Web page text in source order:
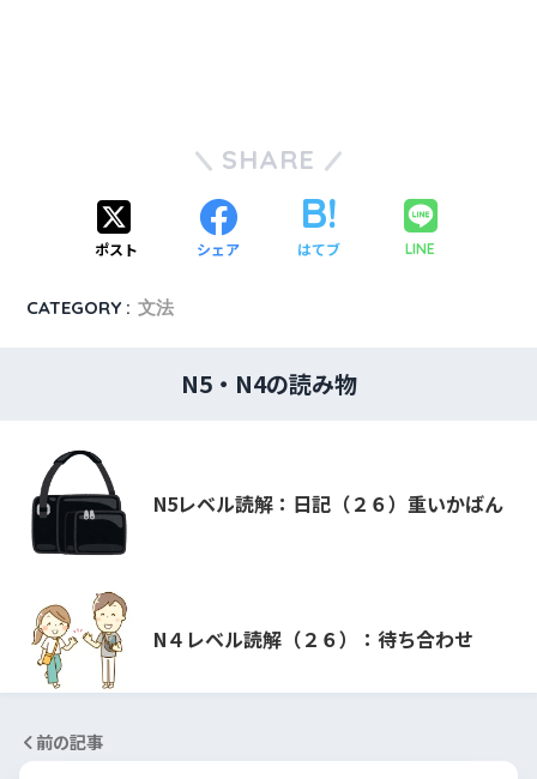
SHARE
ポスト シェア はてブ LINE
CATEGORY : 文法
N5・N4の読み物
N5レベル読解：日記（２６）重いかばん
N４レベル読解（２６）：待ち合わせ
前の記事